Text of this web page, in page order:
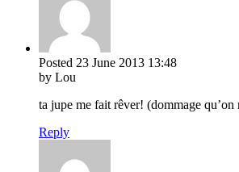
Posted 23 June 2013 13:48
by Lou
ta jupe me fait rêver! (dommage
Reply